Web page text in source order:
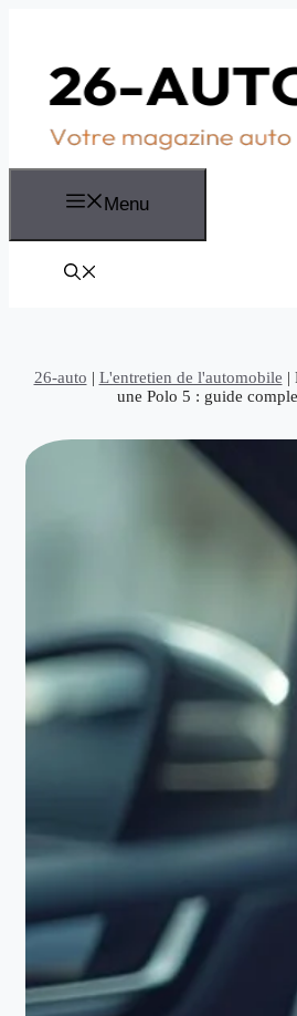
Menu
26-auto | L'entretien de l'automobile |
une Polo 5 : guide